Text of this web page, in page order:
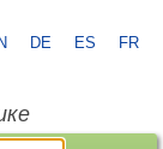
DE ES FR